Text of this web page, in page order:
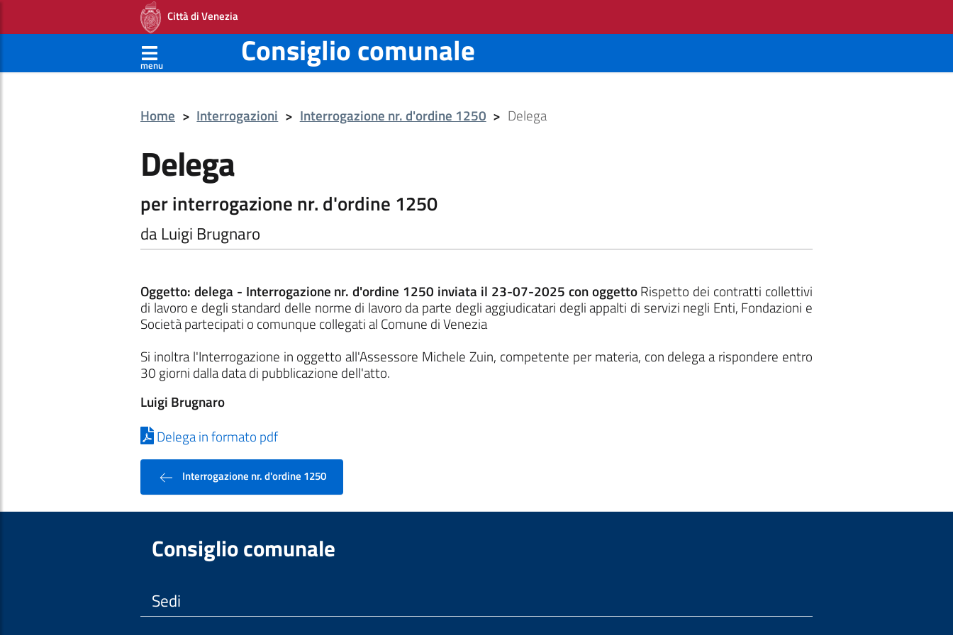
Città di Venezia
menu Consiglio comunale
Home > Interrogazioni > Interrogazione nr. d'ordine 1250 > Delega
Delega
per interrogazione nr. d'ordine 1250
da Luigi Brugnaro
Oggetto: delega - Interrogazione nr. d'ordine 1250 inviata il 23-07-2025 con oggettoRispetto dei contratti collettivi
di lavoro e degli standard delle norme di lavoro da parte degli aggiudicatari degli appalti di servizi negli Enti, Fondazioni e
Società partecipati o comunque collegati al Comune di Venezia
Si inoltra l'Interrogazione in oggetto all'Assessore Michele Zuin, competente per materia, con delega a rispondere entro
30 giorni dalla data di pubblicazione dell'atto.
Luigi Brugnaro
Delega in formato pdf
Interrogazione nr. d'ordine 1250
Consiglio comunale
Sedi